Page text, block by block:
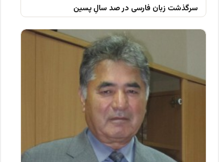
سرگذشت زبان فارسی در صد سالِ پسین